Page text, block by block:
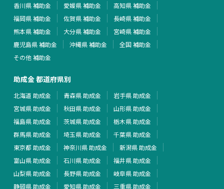
香川県 補助金
愛媛県 補助金
高知県 補助金
福岡県 補助金
佐賀県 補助金
長崎県 補助金
熊本県 補助金
大分県 補助金
宮崎県 補助金
鹿児島県 補助金
沖縄県 補助金
全国 補助金
その他 補助金
助成金 都道府県別
北海道 助成金 青森県 助成金
岩手県 助成金
宮城県 助成金
秋田県 助成金
山形県 助成金
福島県 助成金
茨城県 助成金
栃木県 助成金
群馬県 助成金
埼玉県 助成金
千葉県 助成金
東京都 助成金
神奈川県 助成金
新潟県 助成金
富山県 助成金
石川県 助成金
福井県 助成金
山梨県 助成金
長野県 助成金
岐阜県 助成金
静岡県 助成金
愛知県 助成金
三重県 助成金